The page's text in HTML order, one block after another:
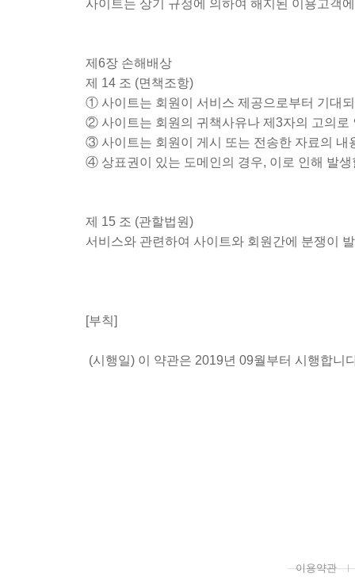
사이트는 상기 규정에 의하여 해지된 이용고객
제6장 손해배상
제 14 조 (면책조항)
① 사이트는 회원이 서비스 제공으로부터 기대
② 사이트는 회원의 귀책사유나 제3자의 고의로
③ 사이트는 회원이 게시 또는 전송한 자료의 내
④ 상표권이 있는 도메인의 경우, 이로 인해 발
제 15 조 (관할법원)
서비스와 관련하여 사이트와 회원간에 분쟁이
[부칙]
(시행일) 이 약관은 2019년 09월부터 시행합니
이용약관